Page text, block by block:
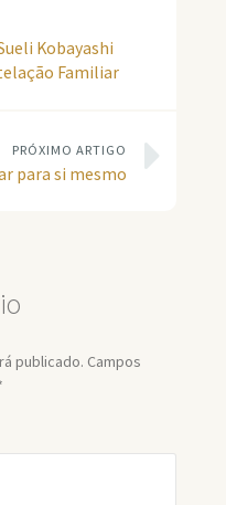
Kobayashi
Familiar
PRÓXIMO ARTIGO
para si mesmo
publicado. Campos